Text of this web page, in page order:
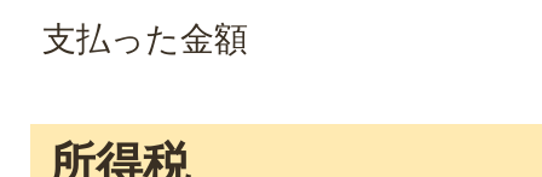
支払った金額
所得税